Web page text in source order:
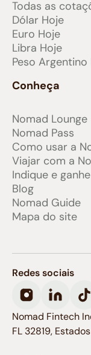
Todas as
Dólar Hoje
Euro Hoje
Libra Hoje
Peso Argentino
Conheça
Nomad Lounge
Nomad Pass
Como usar a
Viajar com a
Indique e ganhe
Blog
Nomad Guide
Mapa do site
Redes sociais
Nomad Fintech
FL 32819,